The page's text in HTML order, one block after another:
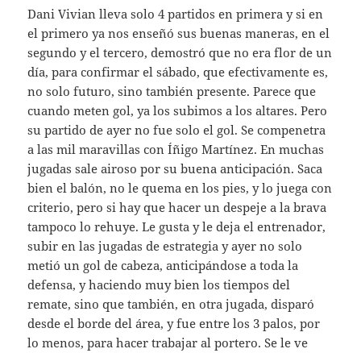
Dani Vivian lleva solo 4 partidos en primera y si en
el primero ya nos enseñó sus buenas maneras, en el
segundo y el tercero, demostró que no era flor de un
día, para confirmar el sábado, que efectivamente es,
no solo futuro, sino también presente. Parece que
cuando meten gol, ya los subimos a los altares. Pero
su partido de ayer no fue solo el gol. Se compenetra
a las mil maravillas con Íñigo Martínez. En muchas
jugadas sale airoso por su buena anticipación. Saca
bien el balón, no le quema en los pies, y lo juega con
criterio, pero si hay que hacer un despeje a la brava
tampoco lo rehuye. Le gusta y le deja el entrenador,
subir en las jugadas de estrategia y ayer no solo
metió un gol de cabeza, anticipándose a toda la
defensa, y haciendo muy bien los tiempos del
remate, sino que también, en otra jugada, disparó
desde el borde del área, y fue entre los 3 palos, por
lo menos, para hacer trabajar al portero. Se le ve